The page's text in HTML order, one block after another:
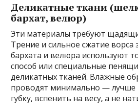
Деликатные ткани
бархат, велюр)
Эти материалы требуют
Трение и сильное сжатие
бархата и велюра используют
способ или специальные
деликатных тканей. Влажные
проводят минимально — лучше
губку, вспенить на весу, а не